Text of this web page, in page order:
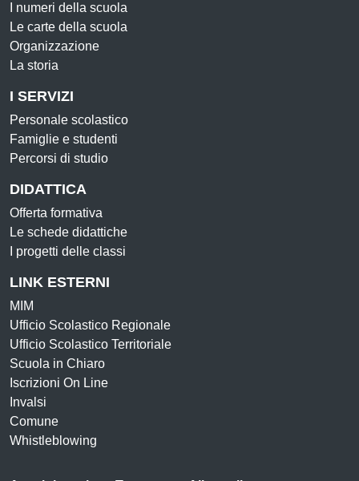
I numeri della scuola
Le carte della scuola
Organizzazione
La storia
I SERVIZI
Personale scolastico
Famiglie e studenti
Percorsi di studio
DIDATTICA
Offerta formativa
Le schede didattiche
I progetti delle classi
LINK ESTERNI
MIM
Ufficio Scolastico Regionale
Ufficio Scolastico Territoriale
Scuola in Chiaro
Iscrizioni On Line
Invalsi
Comune
Whistleblowing